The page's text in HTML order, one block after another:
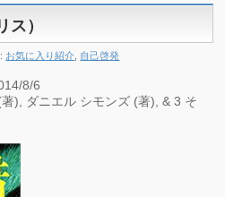
ス）
お気に入り紹介 自己啓発
8/6
), ダニエル シモンズ (著), & 3 そ